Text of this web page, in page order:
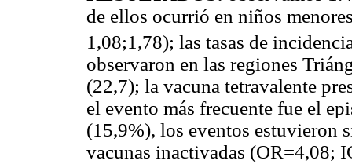
de ellos ocurrió en niños
1,08;1,78); las tasas de
observaron en las regiones
(22,7); la vacuna tetravalente
el evento más frecuente fue el
(15,9%), los eventos estuvieron
vacunas inactivadas (OR=4,08;